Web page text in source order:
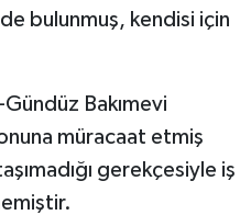
bulunmuş, kendisi için
Bakımevi
müracaat etmiş
gerekçesiyle iş